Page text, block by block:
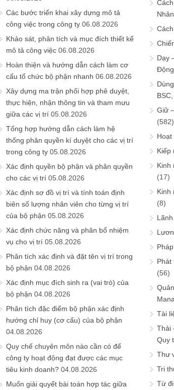
Các bước triển khai xây dựng mô tả
công việc trong công ty 06.08.2026
Khảo sát, phân tích và mục đích thiết kế
mô tả công việc 06.08.2026
Hoàn thiện và hướng dẫn cách làm cơ
cấu tổ chức bộ phận nhanh 06.08.2026
Xây dựng ma trận phối hợp phê duyệt,
thực hiện, nhận thông tin và tham mưu
giữa các vị trí 05.08.2026
Tổng hợp hướng dẫn cách làm hệ
thống phân quyền kí duyệt cho các vị trí
trong công ty 05.08.2026
Xác định quyền bộ phận và phân quyền
cho các vị trí 05.08.2026
Xác định sơ đồ vị trí và tính toán định
biên số lượng nhân viên cho từng vị trí
của bộ phận 05.08.2026
Xác định chức năng và phân bổ nhiệm
vụ cho vị trí 05.08.2026
Phân tích xác định và đặt tên vị trí trong
bộ phận 04.08.2026
Xác định mục đích sinh ra (vai trò) của
bộ phận 04.08.2026
Phân tích đặc điểm bộ phận xác định
hướng chỉ huy (cơ cấu) của bộ phận
04.08.2026
Quy chế chuyên môn nào cần có để
công ty hoạt động đạt được các mục
tiêu kinh doanh? 04.08.2026
Muốn giải quyết bài toán hợp tác giữa
Dạy
Giữ
(582)
Hoạt
Kiếp
Kinh
(17)
Kinh
(8)
Phát
(56)
Tài
Thải
Quy
Thư
Tri
Từ